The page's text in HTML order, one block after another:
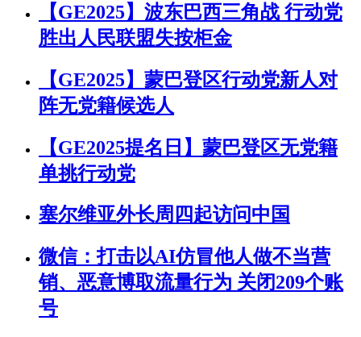
【GE2025】波东巴西三角战 行动党
胜出人民联盟失按柜金
【GE2025】蒙巴登区行动党新人对
阵无党籍候选人
【GE2025提名日】蒙巴登区无党籍
单挑行动党
塞尔维亚外长周四起访问中国
微信：打击以AI仿冒他人做不当营
销、恶意博取流量行为 关闭209个账
号